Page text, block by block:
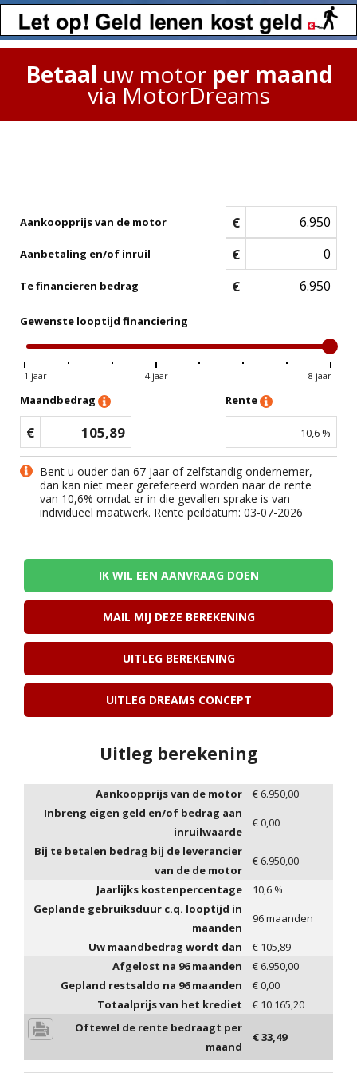
Betaal uw motor per maand
via MotorDreams
Aankoopprijs van de motor €
Aanbetaling en/of inruil €
Te financieren bedrag €
Gewenste looptijd financiering
1 jaar 4 jaar 8 jaar
Maandbedrag
€ 105,89
Rente
10,6 %
Bent u ouder dan 67 jaar of zelfstandig ondernemer,
dan kan niet meer gerefereerd worden naar de rente
van 10,6% omdat er in die gevallen sprake is van
individueel maatwerk. Rente peildatum: 03-07-2026
IK WIL EEN AANVRAAG DOEN
MAIL MIJ DEZE BEREKENING
UITLEG BEREKENING
UITLEG DREAMS CONCEPT
Uitleg berekening
Aankoopprijs van de motor € 6.950,00
Inbreng eigen geld en/of bedrag aan
inruilwaarde
€0,00
Bij te betalen bedrag bij de leverancier
van de de motor
€ 6.950,00
Jaarlijks kostenpercentage
10,6 %
Geplande gebruiksduur c.q. looptijd in
maanden
96maanden
Uw maandbedrag wordt dan
€ 105,89
Afgelost na 96maanden € 6.950,00
Gepland restsaldo na 96maanden €0,00
Totaalprijs van het krediet
€ 10.165,20
Oftewel de rente bedraagt per
maand
€33,49